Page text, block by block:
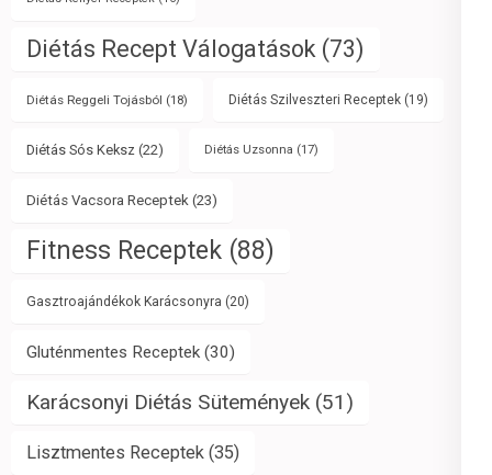
Diétás Recept Válogatások (73)
Diétás Reggeli Tojásból (18) Diétás Szilveszteri Receptek (19)
Diétás Sós Keksz (22) Diétás Uzsonna (17)
Diétás Vacsora Receptek (23)
Fitness Receptek (88)
Gasztroajándékok Karácsonyra (20)
Gluténmentes Receptek (30)
Karácsonyi Diétás Sütemények (51)
Lisztmentes Receptek (35)